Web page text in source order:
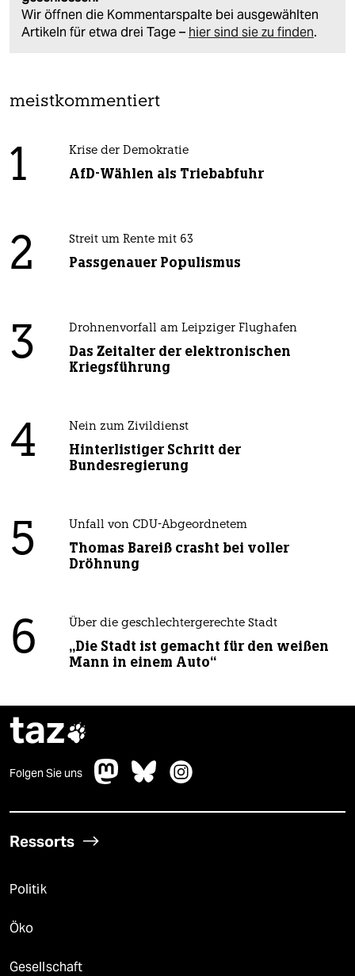
Wir öffnen die Kommentarspalte bei ausgewählten
Artikeln für etwa drei Tage – hier sind sie zu finden.
meistkommentiert
1 Krise der Demokratie
AfD-Wählen als Triebabfuhr
2 Streit um Rente mit 63
Passgenauer Populismus
3 Drohnenvorfall am Leipziger Flughafen
Das Zeitalter der elektronischen
Kriegsführung
4 Nein zum Zivildienst
Hinterlistiger Schritt der
Bundesregierung
5 Unfall von CDU-Abgeordnetem
Thomas Bareiß crasht bei voller
Dröhnung
6 Über die geschlechtergerechte Stadt
„Die Stadt ist gemacht für den weißen
Mann in einem Auto“
taz
Folgen Sie uns
Ressorts
Politik
Öko
Gesellschaft